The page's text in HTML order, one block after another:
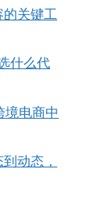
关键工
什么代
境电商中
动态，